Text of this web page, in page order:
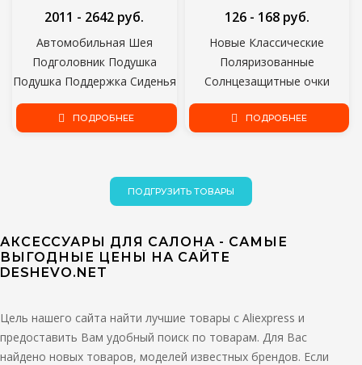
Автомобильная Шея
Подголовник Подушка
Подушка Поддержка Сиденья
Подголовник Подушка
Сиденья Подголовник Шеи
Взрослых
2011 - 2642 руб.
ПОДРОБНЕЕ
Новые Классические
Поляризованные
Солнцезащитные очки
Мужчины Женщины
Вождение Квадратная Рамка
Водительские Очки
126 - 168 руб.
ПОДРОБНЕЕ
ПОДГРУЗИТЬ ТОВАРЫ
АКСЕССУАРЫ ДЛЯ САЛОНА - САМЫЕ
ВЫГОДНЫЕ ЦЕНЫ НА САЙТЕ
DESHEVO.NET
Цель нашего сайта найти лучшие товары с Aliexpress и
предоставить Вам удобный поиск по товарам. Для Вас
найдено новых товаров, моделей известных брендов. Если